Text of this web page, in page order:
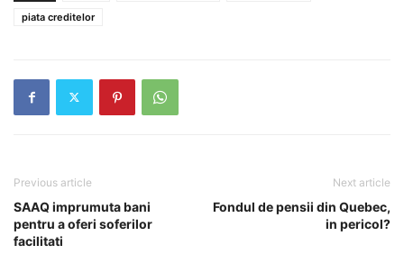
piata creditelor
Previous article
SAAQ imprumuta bani
pentru a oferi soferilor
facilitati
Next article
Fondul de pensii din Quebec,
in pericol?